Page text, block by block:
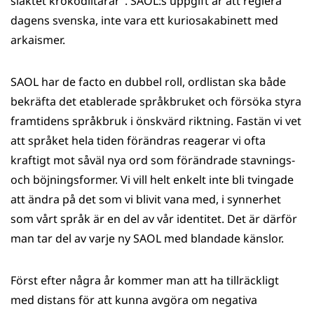
dagens svenska, inte vara ett kuriosakabinett med
arkaismer.
SAOL har de facto en dubbel roll, ordlistan ska både
bekräfta det etablerade språkbruket och försöka styra
framtidens språkbruk i önskvärd riktning. Fastän vi vet
att språket hela tiden förändras reagerar vi ofta
kraftigt mot såväl nya ord som förändrade stavnings-
och böjningsformer. Vi vill helt enkelt inte bli tvingade
att ändra på det som vi blivit vana med, i synnerhet
som vårt språk är en del av vår identitet. Det är därför
man tar del av varje ny SAOL med blandade känslor.
Först efter några år kommer man att ha tillräckligt
med distans för att kunna avgöra om negativa